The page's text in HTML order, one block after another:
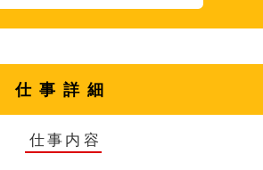
仕事詳細
仕事内容